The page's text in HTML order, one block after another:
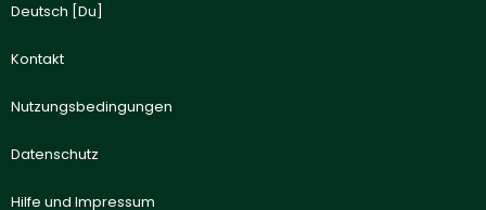
Deutsch [Du]
Kontakt
Nutzungsbedingungen
Datenschutz
Hilfe und Impressum